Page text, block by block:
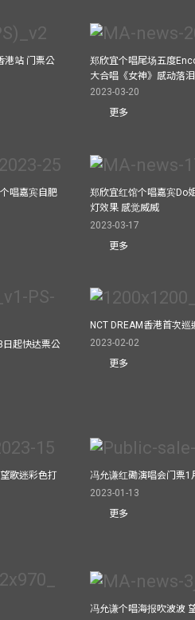
港站 门票公
郑欣宜个唱尾场五度
大合唱《女神》感动落泪
2023-03-20
更多
唱嘉宾自肥
郑欣宜红馆个唱嘉宾Do
灯效果 感觉威威
2023-03-17
更多
日起快达票公
NCT DREAM香港首次
2023-02-02
更多
歌迷彩色打
冯允谦红磡演唱会门票1
2023-01-13
更多
冯允谦个唱海报吹波波